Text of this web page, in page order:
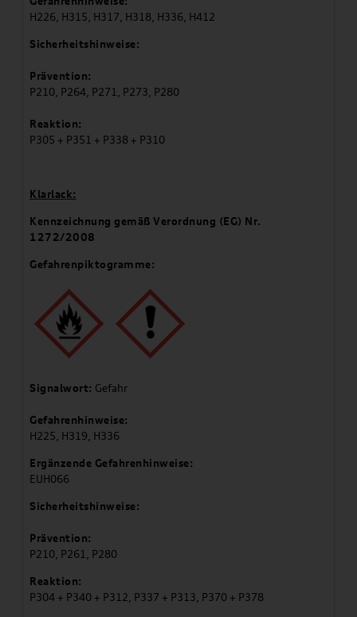
H226, H315, H317, H318, H336, H412
Sicherheitshinweise:
Prävention:
P210, P264, P271, P273, P280
Reaktion:
P305 + P351 + P338 + P310
Klarlack:
Kennzeichnung gemäß Verordnung (EG) Nr.
1272/2008
Gefahrenpiktogramme:
Signalwort: Gefahr
Gefahrenhinweise:
H225, H319, H336
Ergänzende Gefahrenhinweise:
EUH066
Sicherheitshinweise:
Prävention:
P210, P261, P280
Reaktion:
P304 + P340 + P312, P337 + P313, P370 + P378